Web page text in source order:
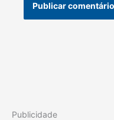
Publicidade